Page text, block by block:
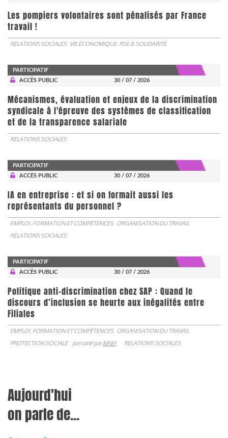
Les pompiers volontaires sont pénalisés par France
travail !
RELATIONS SOCIALES VIE ÉCONOMIQUE, RSE & SOLIDARITÉ
PARTICIPATIF
ACCÈS PUBLIC
30 / 07 / 2026
Mécanismes, évaluation et enjeux de la discrimination
syndicale à l'épreuve des systèmes de classification
et de la transparence salariale
RELATIONS SOCIALES
PARTICIPATIF
ACCÈS PUBLIC
30 / 07 / 2026
IA en entreprise : et si on formait aussi les
représentants du personnel ?
EMPLOI, FORMATION ET COMPÉTENCES ORGANISATION DU TRAVAIL
RELATIONS SOCIALES
PARTICIPATIF
ACCÈS PUBLIC
30 / 07 / 2026
Politique anti-discrimination chez SAP : Quand le
discours d’inclusion se heurte aux inégalités entre
Filiales
EMPLOI, FORMATION ET COMPÉTENCES ORGANISATION DU TRAVAIL
PROTECTION SOCIALE
parrainé parMNH RELATIONS SOCIALES
Aujourd'hui
on parle de...